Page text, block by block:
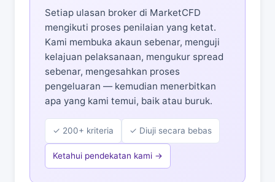
Setiap ulasan broker di MarketCFD
mengikuti proses penilaian yang ketat.
Kami membuka akaun sebenar, menguji
kelajuan pelaksanaan, mengukur spread
sebenar, mengesahkan proses
pengeluaran — kemudian menerbitkan
apa yang kami temui, baik atau buruk.
✓ 200+ kriteria ✓ Diuji secara bebas
Ketahui pendekatan kami →